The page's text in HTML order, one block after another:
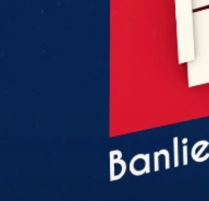
ont contribué à donner vie à Banlieues Créatives.
Mario
Achille
Julie